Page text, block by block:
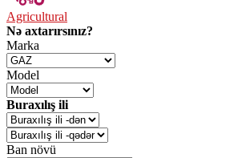
Agricultural
Nə axtarırsınız?
Marka
Model
Buraxılış ili
Ban növü